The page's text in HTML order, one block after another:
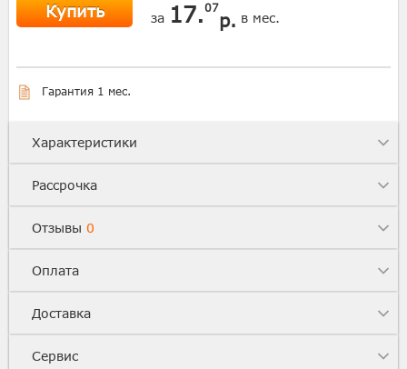
Купить за 17.07
р. в мес.
Гарантия 1 мес.
Характеристики
Рассрочка
Отзывы 0
Оплата
Доставка
Сервис